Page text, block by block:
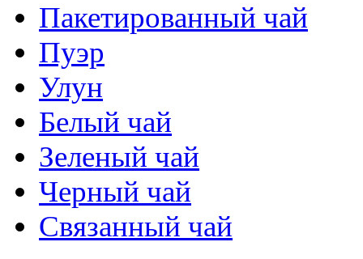
Пакетированный чай
Пуэр
Улун
Белый чай
Зеленый чай
Черный чай
Связанный чай